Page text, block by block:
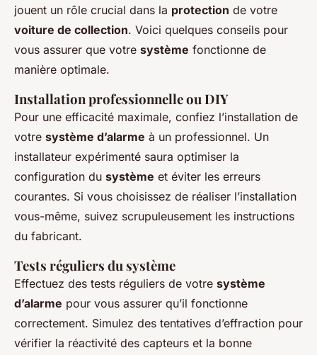
jouent un rôle crucial dans la protection de votre
voiture de collection. Voici quelques conseils pour
vous assurer que votre système fonctionne de
manière optimale.
Installation professionnelle ou DIY
Pour une efficacité maximale, confiez l’installation de
votre système d’alarme à un professionnel. Un
installateur expérimenté saura optimiser la
configuration du système et éviter les erreurs
courantes. Si vous choisissez de réaliser l’installation
vous-même, suivez scrupuleusement les instructions
du fabricant.
Tests réguliers du système
Effectuez des tests réguliers de votre système
d’alarme pour vous assurer qu’il fonctionne
correctement. Simulez des tentatives d’effraction pour
vérifier la réactivité des capteurs et la bonne